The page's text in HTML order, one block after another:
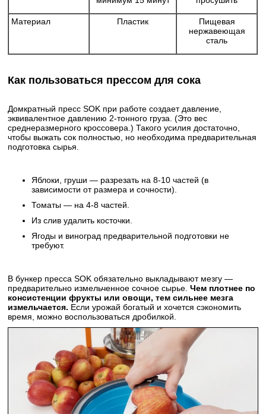
Материал Пластик
Пищевая
нержавеющая
сталь
Как пользоваться прессом для сока
Домкратный пресс SOK при работе создает давление,
эквивалентное давлению 2-тонного груза. (Это вес
среднеразмерного кроссовера.) Такого усилия достаточно,
чтобы выжать сок полностью, но необходима предварительная
подготовка сырья.
Яблоки, груши — разрезать на 8-10 частей (в
зависимости от размера и сочности).
Томаты — на 4-8 частей.
Из слив удалить косточки.
Ягоды и виноград предварительной подготовки не
требуют.
В бункер пресса SOK обязательно выкладывают мезгу —
предварительно измельченное сочное сырье.Чем плотнее по
консистенции фрукты или овощи, темсильнее мезга
измельчается. Если урожай богатый и хочется сэкономить
время, можно воспользоваться дробилкой.